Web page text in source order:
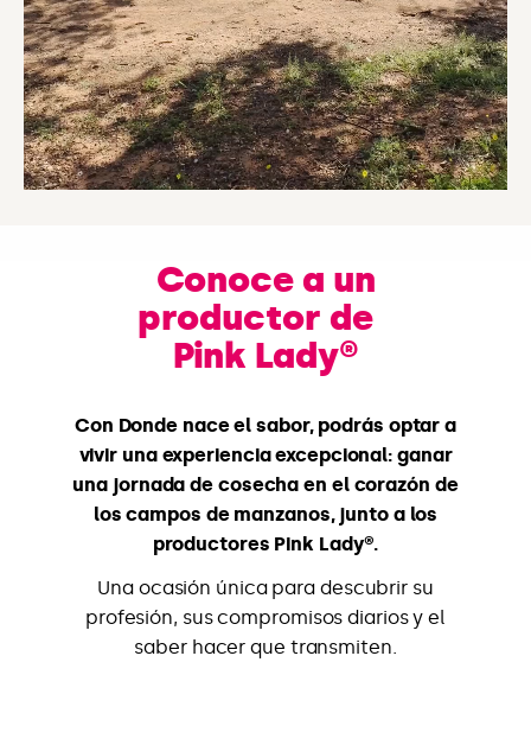
Conoce a un
productor de
Pink Lady®
Con Donde nace el sabor, podrás optar a
vivir una experiencia excepcional: ganar
una jornada de cosecha en el corazón de
los campos de manzanos, junto a los
productores Pink Lady®.
Una ocasión única para descubrir su
profesión, sus compromisos diarios y el
saber hacer que transmiten.